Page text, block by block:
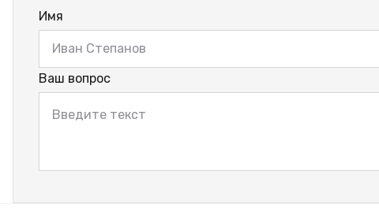
Имя
Ваш вопрос